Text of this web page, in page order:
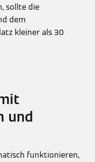
sollte die
dem
kleiner als 30
und
funktionieren,